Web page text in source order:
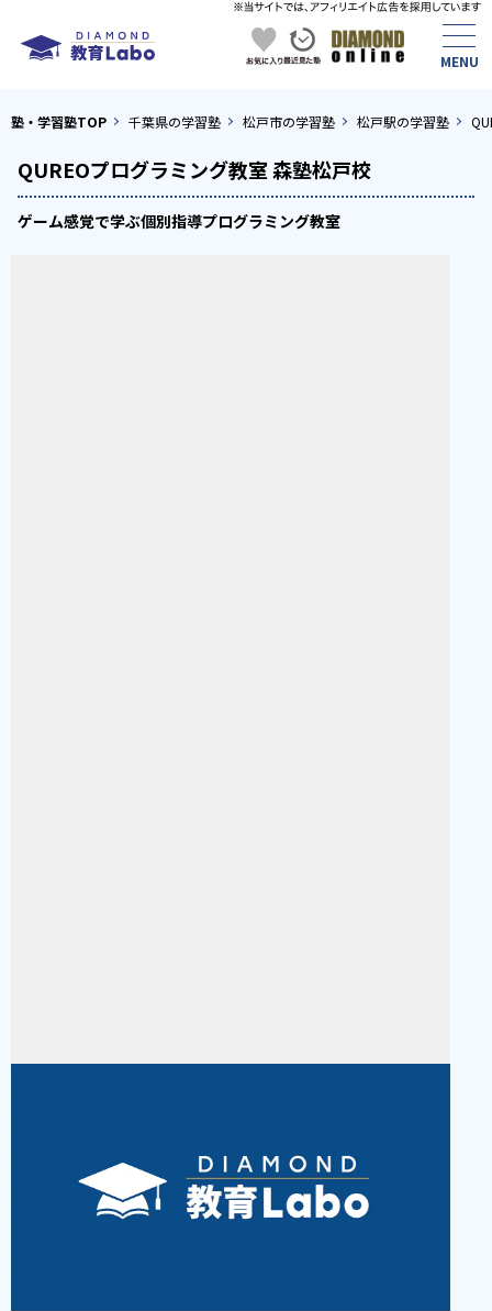
塾・学習塾TOP 千葉県の学習塾 松戸市の学習塾 松戸駅の学習塾
QUREOプログラミング教室 森塾松戸校
ゲーム感覚で学ぶ個別指導プログラミング教室